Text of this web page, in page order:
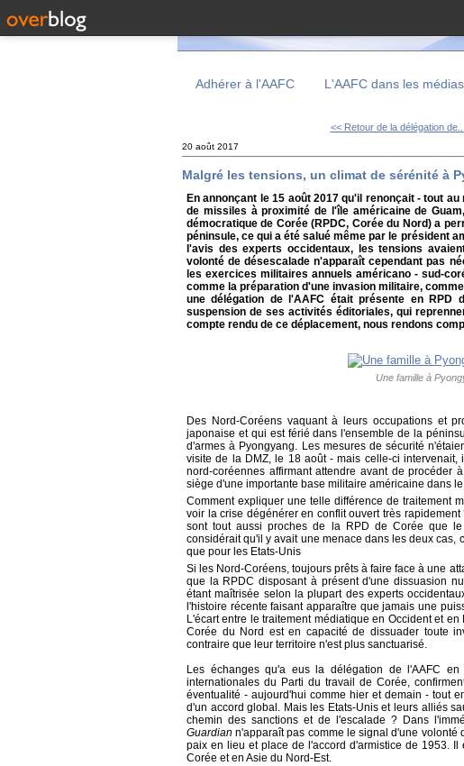
Adhérer à l'AAFC L'AAFC dans les médias
<< Retour de la délégation de...
20 août 2017
Malgré les tensions, un climat de sérénité à
En annonçant le 15 août 2017 qu'il renonçait - tout
de missiles à proximité de l'île américaine de
démocratique de Corée (RPDC, Corée du Nord) a
péninsule, ce qui a été salué même par le président
l'avis des experts occidentaux, les tensions
volonté de désescalade n'apparaît cependant pas
les exercices militaires annuels américano - sud-
comme la préparation d'une invasion militaire,
une délégation de l'AAFC était présente en
suspension de ses activités éditoriales, qui
compte rendu de ce déplacement, nous rendons
Une famille à
Des Nord-Coréens vaquant à leurs occupations et
japonaise et qui est férié dans l'ensemble de la
d'armes à Pyongyang. Les mesures de sécurité
visite de la DMZ, le 18 août - mais celle-ci
nord-coréennes affirmant attendre avant de procéder
siège d'une importante base militaire américaine dans
Comment expliquer une telle différence de traitement
voir la crise dégénérer en conflit ouvert très
sont tout aussi proches de la RPD de Corée que
considérait qu'il y avait une menace dans les deux
que pour les Etats-Unis
Si les Nord-Coréens, toujours prêts à faire face à une
que la RPDC disposant à présent d'une dissuasion
étant maîtrisée selon la plupart des experts
l'histoire récente faisant apparaître que jamais une
L'écart entre le traitement médiatique en Occident et
Corée du Nord est en capacité de dissuader toute
contraire que leur territoire n'est plus sanctuarisé.
Les échanges qu'a eus la délégation de l'AAFC
internationales du Parti du travail de Corée,
éventualité - aujourd'hui comme hier et demain - tout
d'un accord global. Mais les Etats-Unis et leurs alliés
chemin des sanctions et de l'escalade ? Dans
Guardian n'apparaît pas comme le signal d'une
paix en lieu et place de l'accord d'armistice de 1953.
Corée et en Asie du Nord-Est.